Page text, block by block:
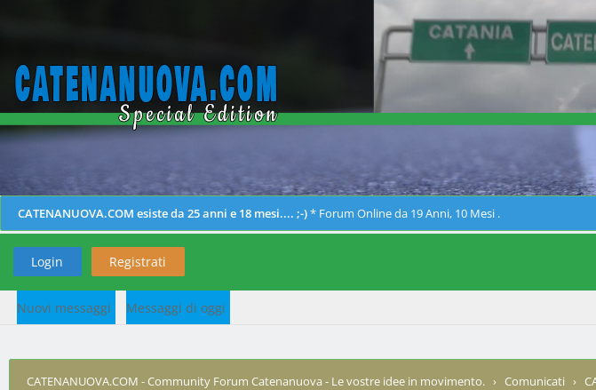
CATENANUOVA.COM esiste da 25 anni e 18 mesi.... ;-)* Forum Online da 19 Anni, 10 Mesi .
Login Registrati
Nuovi messaggi Messaggi di oggi
CATENANUOVA.COM - Community Forum Catenanuova - Le vostre idee in movimento. › Comunicati ›